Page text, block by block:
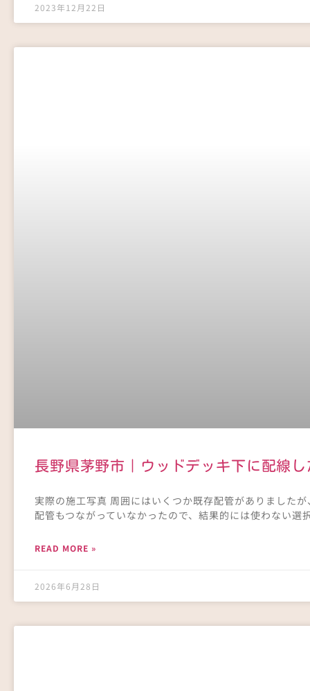
2023年12月22日
長野県茅野市｜ウッドデッキ下に配線
実際の施工写真 周囲にはいくつか既存配管がありました
配管もつながっていなかったので、結果的には使わない選
READ MORE »
2026年6月28日